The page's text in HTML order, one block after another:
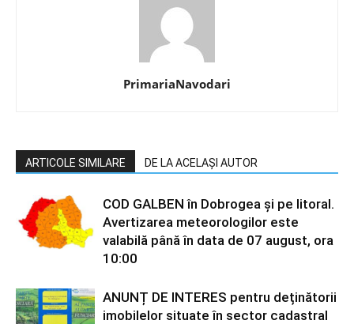
PrimariaNavodari
ARTICOLE SIMILARE DE LA ACELAȘI AUTOR
COD GALBEN în Dobrogea și pe litoral.
Avertizarea meteorologilor este
valabilă până în data de 07 august, ora
10:00
ANUNȚ DE INTERES pentru deținătorii
imobilelor situate în sector cadastral